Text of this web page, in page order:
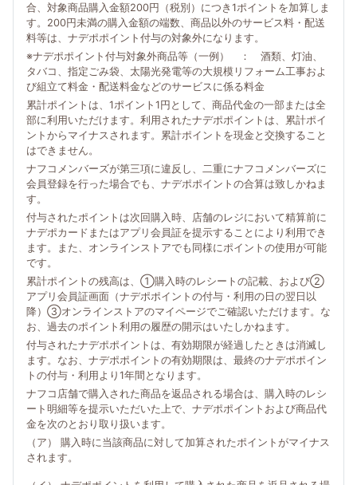
合、対象商品購入金額200円（税別）につき1ポイントを加算しま
す。200円未満の購入金額の端数、商品以外のサービス料・配送
料等は、ナデポポイント付与の対象外になります。
※ナデポポイント付与対象外商品等（一例） ： 酒類、灯油、
タバコ、指定ごみ袋、太陽光発電等の大規模リフォーム工事およ
び組立て料金・配送料金などのサービスに係る料金
累計ポイントは、1ポイント1円として、商品代金の一部または全
部に利用いただけます。利用されたナデポポイントは、累計ポイ
ントからマイナスされます。累計ポイントを現金と交換すること
はできません。
ナフコメンバーズが第三項に違反し、二重にナフコメンバーズに
会員登録を行った場合でも、ナデポポイントの合算は致しかねま
す。
付与されたポイントは次回購入時、店舗のレジにおいて精算前に
ナデポカードまたはアプリ会員証を提示することにより利用でき
ます。また、オンラインストアでも同様にポイントの使用が可能
です。
累計ポイントの残高は、①購入時のレシートの記載、および②
アプリ会員証画面（ナデポポイントの付与・利用の日の翌日以
降）③オンラインストアのマイページでご確認いただけます。な
お、過去のポイント利用の履歴の開示はいたしかねます。
付与されたナデポポイントは、有効期限が経過したときは消滅し
ます。なお、ナデポポイントの有効期限は、最終のナデポポイン
トの付与・利用より1年間となります。
ナフコ店舗で購入された商品を返品される場合は、購入時のレシ
ート明細等を提示いただいた上で、ナデポポイントおよび商品代
金を次のとおり取り扱います。
（ア） 購入時に当該商品に対して加算されたポイントがマイナス
されます。